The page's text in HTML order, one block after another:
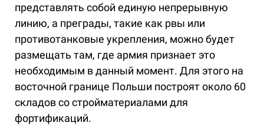
представлять собой единую непрерывную
линию, а преграды, такие как рвы или
противотанковые укрепления, можно будет
размещать там, где армия признает это
необходимым в данный момент. Для этого на
восточной границе Польши построят около 60
складов со стройматериалами для
фортификаций.